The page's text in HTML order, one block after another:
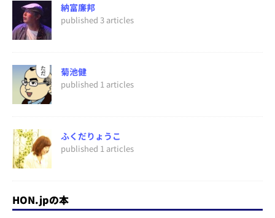
納富廉邦
published 3 articles
菊池健
published 1 articles
ふくだりょうこ
published 1 articles
HON.jpの本